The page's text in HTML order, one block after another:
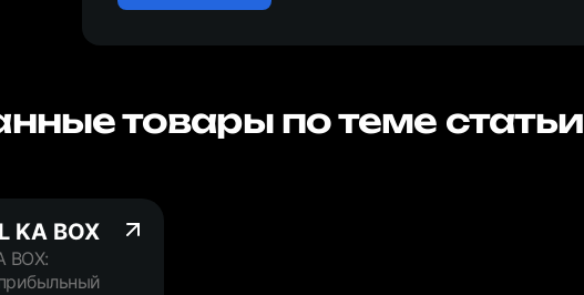
товары по теме статьи
KA BOX
BOX: